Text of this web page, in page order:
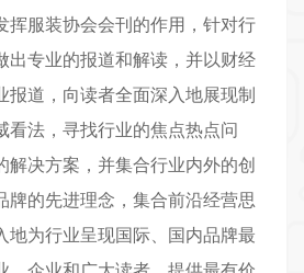
挥服装协会会刊的作用，针对行
出专业的报道和解读，并以财经
报道，向读者全面深入地展现制
看法，寻找行业的焦点热点问
解决方案，并集合行业内外的创
牌的先进理念，集合前沿经营思
地为行业呈现国际、国内品牌最